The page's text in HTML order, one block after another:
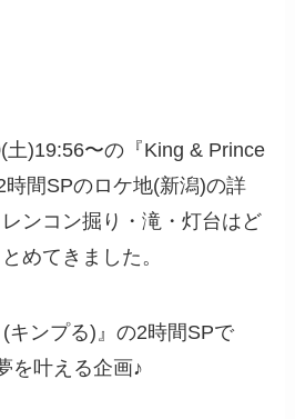
土)19:56〜の『King & Prince
時間SPのロケ地(新潟)の詳
ンコン掘り・滝・灯台はど
めてきました。
(キンプる)』の2時間SPで
を叶える企画♪